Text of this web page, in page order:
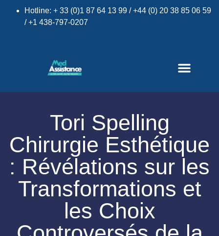
Hotline: + 33 (0)1 87 64 13 99 / +44 (0) 20 38 85 06 59
/ +1 438-797-0207
Tori Spelling
Chirurgie Esthétique
: Révélations sur les
Transformations et
les Choix
×